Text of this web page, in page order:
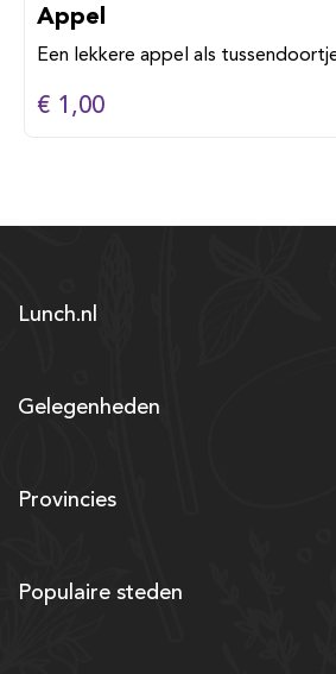
Appel
Een lekkere appel als
€ 1,00
Lunch.nl
Gelegenheden
Provincies
Populaire steden